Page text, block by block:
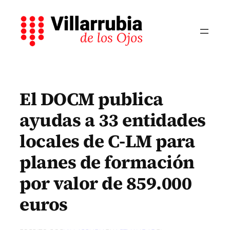
contenido
El DOCM publica
ayudas a 33 entidades
locales de C-LM para
planes de formación
por valor de 859.000
euros